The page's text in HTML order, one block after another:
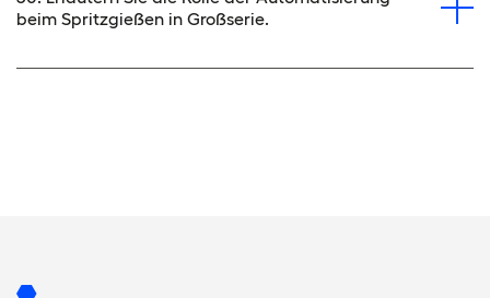
beim Spritzgießen in Großserie.